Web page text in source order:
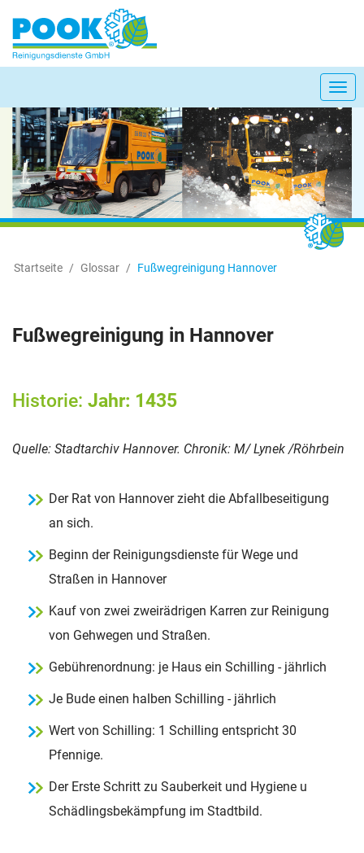
Startseite Glossar Fußwegreinigung Hannover
Fußwegreinigung in Hannover
Historie: Jahr: 1435
Quelle: Stadtarchiv Hannover. Chronik: M/ Lynek /Röhrbein
Der Rat von Hannover zieht die Abfallbeseitigung
an sich.
Beginn der Reinigungsdienste für Wege und
Straßen in Hannover
Kauf von zwei zweirädrigen Karren zur Reinigung
von Gehwegen und Straßen.
Gebührenordnung: je Haus ein Schilling - jährlich
Je Bude einen halben Schilling - jährlich
Wert von Schilling: 1 Schilling entspricht 30
Pfennige.
Der Erste Schritt zu Sauberkeit und Hygiene u
Schädlingsbekämpfung im Stadtbild.